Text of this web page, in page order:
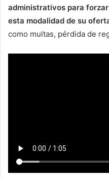
administrativos para
esta modalidad de su
como multas, pérdida de